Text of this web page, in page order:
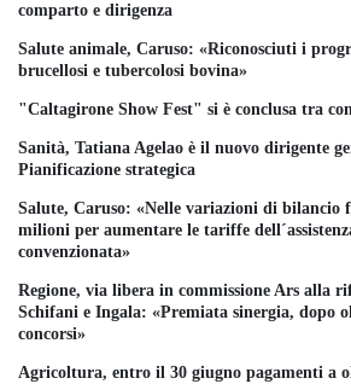
comparto e dirigenza
Salute animale, Caruso: «Riconosciuti i
brucellosi e tubercolosi bovina»
"Caltagirone Show Fest" si è conclusa tra
Sanità, Tatiana Agelao è il nuovo dirigente
Pianificazione strategica
Salute, Caruso: «Nelle variazioni di bilancio
milioni per aumentare le tariffe
convenzionata»
Regione, via libera in commissione Ars alla
Schifani e Ingala: «Premiata sinergia, dopo
concorsi»
Agricoltura, entro il 30 giugno pagamenti a